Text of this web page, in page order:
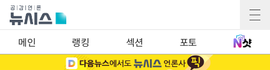
메인 랭킹 섹션 포토